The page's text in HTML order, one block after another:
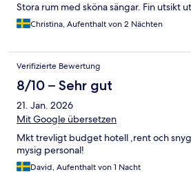
Stora rum med sköna sängar. Fin utsikt
Christina, Aufenthalt von 2 Nächten
Verifizierte Bewertung
8/10 – Sehr gut
21. Jan. 2026
Mit Google übersetzen
Mkt trevligt budget hotell ,rent och
mysig personal!
David, Aufenthalt von 1 Nacht